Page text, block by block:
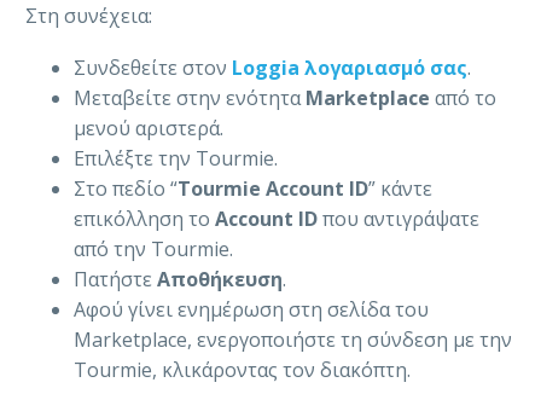
Στη συνέχεια:
Συνδεθείτε στον Loggia λογαριασμό σας.
Μεταβείτε στην ενότηταMarketplace από το
μενού αριστερά.
Επιλέξτε την Tourmie.
Στο πεδίο “Tourmie Account ID” κάντε
επικόλληση το Account IDπου αντιγράψατε
από την Tourmie.
Πατήστε Αποθήκευση.
Αφού γίνει ενημέρωση στη σελίδα του
Marketplace, ενεργοποιήστε τη σύνδεση με την
Tourmie, κλικάροντας τον διακόπτη.